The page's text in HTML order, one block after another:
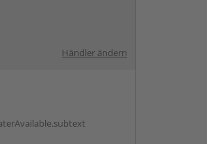
Händler ändern